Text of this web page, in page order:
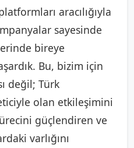
aracılığıyla
sayesinde
bireye
Bu, bizim için
değil; Türk
olan etkileşimini
güçlendiren ve
varlığını